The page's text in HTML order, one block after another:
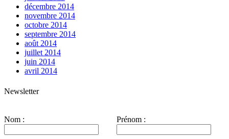
décembre 2014
novembre 2014
octobre 2014
septembre 2014
août 2014
juillet 2014
juin 2014
avril 2014
Newsletter
Nom : Prénom :